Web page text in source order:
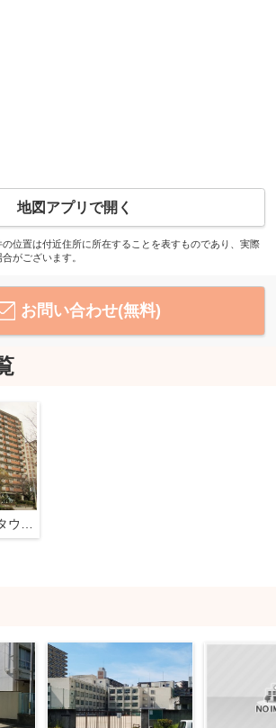
地図アプリで開く
位置は付近住所に所在することを表すものであり、実際
がございます。
お問い合わせ(無料)
淀川リバーサイドタウン桜コーポ